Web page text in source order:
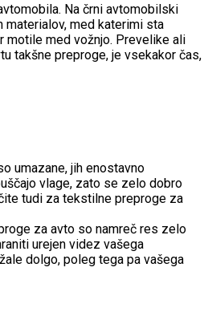
Na črni avtomobilski
materialov, med katerimi sta
motile med vožnjo. Prevelike ali
takšne preproge, je vsekakor čas,
umazane, jih enostavno
vlage, zato se zelo dobro
tudi za tekstilne preproge za
za avto so namreč res zelo
urejen videz vašega
dolgo, poleg tega pa vašega